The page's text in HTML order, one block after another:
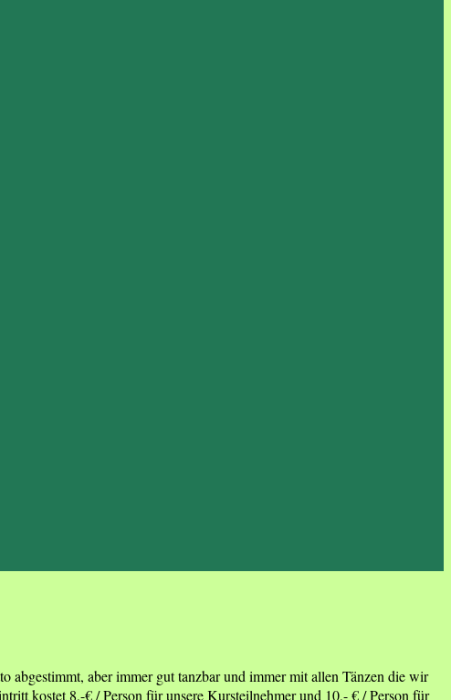
abgestimmt, aber immer gut tanzbar und immer mit allen Tänzen die wir
kostet 8,-€ / Person für unsere Kursteilnehmer und 10,- € / Person für